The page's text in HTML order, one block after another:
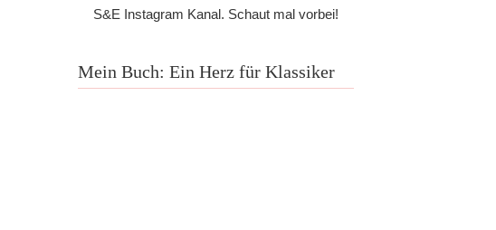
S&E Instagram Kanal. Schaut mal vorbei!
Mein Buch: Ein Herz für Klassiker